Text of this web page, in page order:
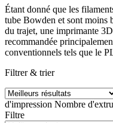
Étant donné que les
tube Bowden et sont moins
du trajet, une imprimante
recommandée
conventionnels tels que le
Filtrer & trier
d'impression Nombre
Filtre